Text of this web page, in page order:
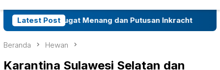
Latest Post
Menang dan Putusan Inkracht Kasus
Beranda Hewan
Karantina Sulawesi Selatan dan